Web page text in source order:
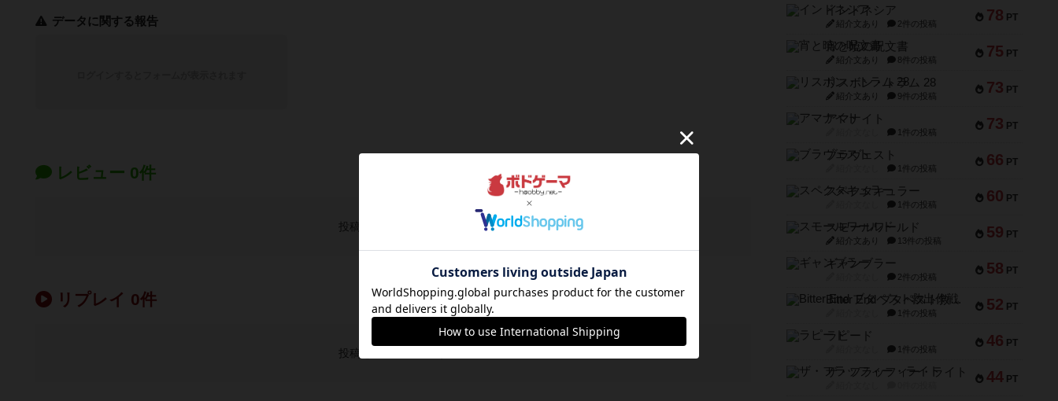
データに関する報告
レビュー 0件
投稿を募集しています
リプレイ 0件
投稿を募集しています
78 PT
インドネシア
紹介文あり 2件の投稿
75 PT
宵と暁の呪文書
紹介文あり 8件の投稿
73 PT
リスボン・トラム 28
紹介文あり 9件の投稿
73 PT
アマナイト
1件の投稿
66 PT
ブラヴェスト
1件の投稿
60 PT
スペクタキュラー
1件の投稿
59 PT
スモールワールド
紹介文あり 13件の投稿
58 PT
ギャンブラー
2件の投稿
52 PT
Bitter End ブタペスト救出作戦
1件の投稿
46 PT
ラピード
1件の投稿
44 PT
ザ・フラッフィー・ライト